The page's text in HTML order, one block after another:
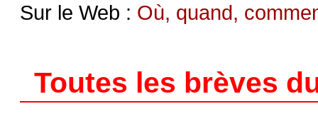
Sur le Web : Où, quand,
Toutes les brèves